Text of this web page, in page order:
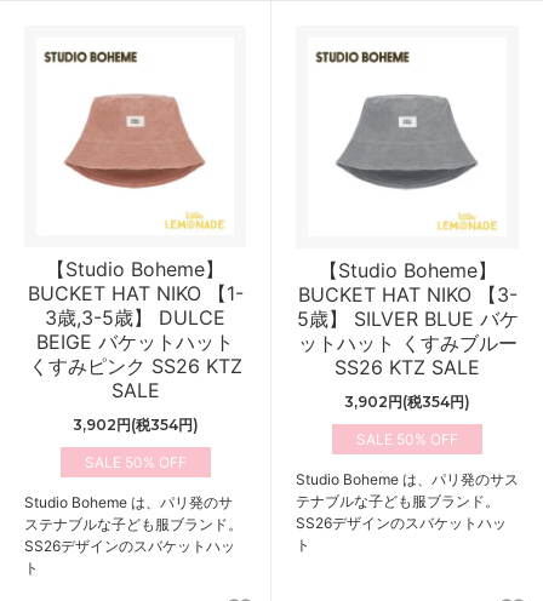
【Studio Boheme】
BUCKET HAT NIKO 【1-
3歳,3-5歳】 DULCE
BEIGE バケットハット
くすみピンク SS26 KTZ
SALE
3,902円(税354円)
50%
Studio Boheme は、パリ発のサ
ステナブルな子ども服ブランド。
SS26デザインのスバケットハッ
ト
【Studio Boheme】
BUCKET HAT NIKO 【3-
5歳】 SILVER BLUE バケ
ットハット くすみブルー
SS26 KTZ SALE
3,902円(税354円)
50%
Studio Boheme は、パリ発のサス
テナブルな子ども服ブランド。
SS26デザインのスバケットハッ
ト